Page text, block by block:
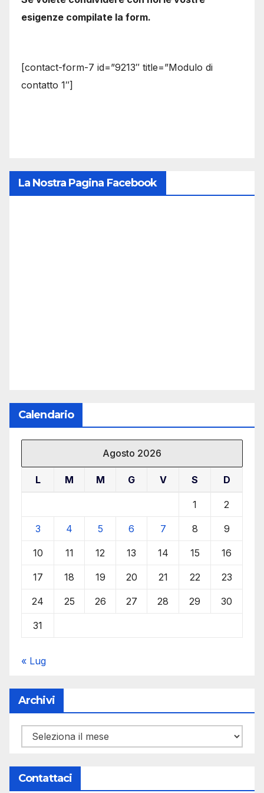
esigenze compilate la form.
[contact-form-7 id=”9213″ title=”Modulo di
contatto 1″]
La Nostra Pagina Facebook
Calendario
Agosto 2026
L M M G V S D
1 2
3 4 5 6 7 8 9
10 11 12 13 14 15 16
17 18 19 20 21 22 23
24 25 26 27 28 29 30
31
« Lug
Archivi
Archivi
Contattaci